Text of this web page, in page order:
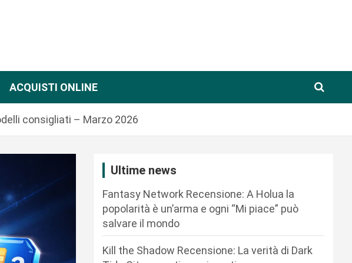
ACQUISTI ONLINE
consigliati – Marzo 2026
Ultime news
Fantasy Network Recensione: A Holua la
popolarità è un’arma e ogni “Mi piace” può
salvare il mondo
Kill the Shadow Recensione: La verità di Dark